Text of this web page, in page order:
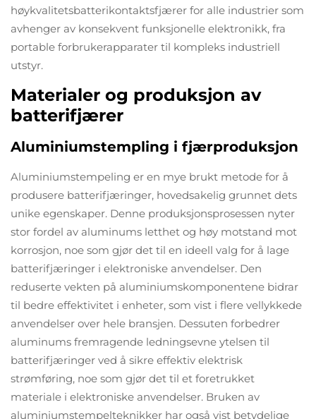
høykvalitetsbatterikontaktsfjærer for alle industrier som
avhenger av konsekvent funksjonelle elektronikk, fra
portable forbrukerapparater til kompleks industriell
utstyr.
Materialer og produksjon av
batterifjærer
Aluminiumstempling i fjærproduksjon
Aluminiumstempeling er en mye brukt metode for å
produsere batterifjæringer, hovedsakelig grunnet dets
unike egenskaper. Denne produksjonsprosessen nyter
stor fordel av aluminums letthet og høy motstand mot
korrosjon, noe som gjør det til en ideell valg for å lage
batterifjæringer i elektroniske anvendelser. Den
reduserte vekten på aluminiumskomponentene bidrar
til bedre effektivitet i enheter, som vist i flere vellykkede
anvendelser over hele bransjen. Dessuten forbedrer
aluminums fremragende ledningsevne ytelsen til
batterifjæringer ved å sikre effektiv elektrisk
strømføring, noe som gjør det til et foretrukket
materiale i elektroniske anvendelser. Bruken av
aluminiumstempelteknikker har også vist betydelige